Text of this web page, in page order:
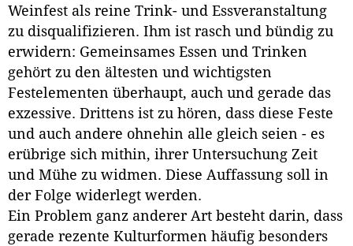
Weinfest als reine Trink- und Essveranstaltung
zu disqualifizieren. Ihm ist rasch und bündig zu
erwidern: Gemeinsames Essen und Trinken
gehört zu den ältesten und wichtigsten
Festelementen überhaupt, auch und gerade das
exzessive. Drittens ist zu hören, dass diese Feste
und auch andere ohnehin alle gleich seien - es
erübrige sich mithin, ihrer Untersuchung Zeit
und Mühe zu widmen. Diese Auffassung soll in
der Folge widerlegt werden.
Ein Problem ganz anderer Art besteht darin, dass
gerade rezente Kulturformen häufig besonders